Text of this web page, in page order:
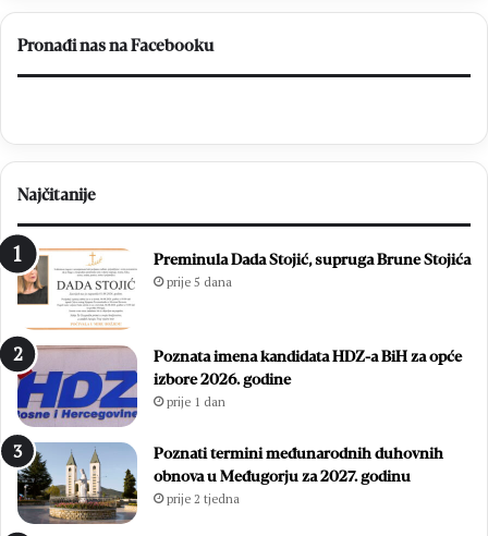
Pronađi nas na Facebooku
Najčitanije
Preminula Dada Stojić, supruga Brune Stojića
prije 5 dana
Poznata imena kandidata HDZ-a BiH za opće
izbore 2026. godine
prije 1 dan
Poznati termini međunarodnih duhovnih
obnova u Međugorju za 2027. godinu
prije 2 tjedna